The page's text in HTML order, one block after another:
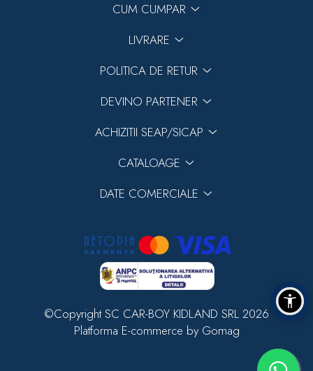
CUM CUMPAR
LIVRARE
POLITICA DE RETUR
DEVINO PARTENER
ACHIZITII SEAP/SICAP
CATALOAGE
DATE COMERCIALE
©Copyright SC CAR-BOY KIDLAND SRL 2026
Platforma E-commerce by Gomag